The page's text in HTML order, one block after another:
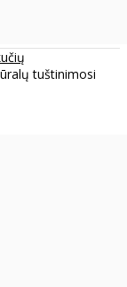
tuštinimosi